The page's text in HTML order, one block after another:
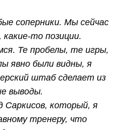
соперники. Мы сейчас
то позиции.
Те пробелы, те игры,
явно были видны, я
штаб сделает из
выводы.
Саркисов, который, я
тренеру, что